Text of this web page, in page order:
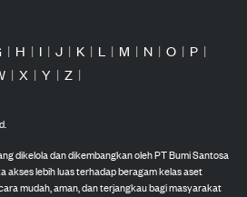
| H | I | J | K | L | M | N | O | P |
| X | Y | Z |
dikelola dan dikembangkan oleh PT Bumi Santosa
akses lebih luas terhadap beragam kelas aset
mudah, aman, dan terjangkau bagi masyarakat